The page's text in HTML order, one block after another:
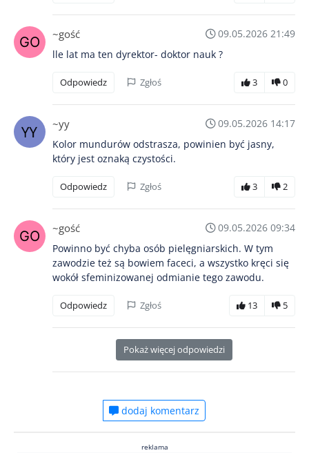
~gość
09.05.2026 21:49
lle lat ma ten dyrektor- doktor nauk ?
Odpowiedz Zgłoś 3 0
~yy
09.05.2026 14:17
Kolor mundurów odstrasza, powinien być jasny,
który jest oznaką czystości.
Odpowiedz Zgłoś 3 2
~gość
09.05.2026 09:34
Powinno być chyba osób pielęgniarskich. W tym
zawodzie też są bowiem faceci, a wszystko kręci się
wokół sfeminizowanej odmianie tego zawodu.
Odpowiedz Zgłoś 13 5
Pokaż więcej odpowiedzi
dodaj komentarz
reklama